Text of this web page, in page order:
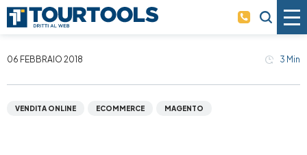
06 FEBBRAIO 2018 3 Min
VENDITA ONLINE ECOMMERCE MAGENTO